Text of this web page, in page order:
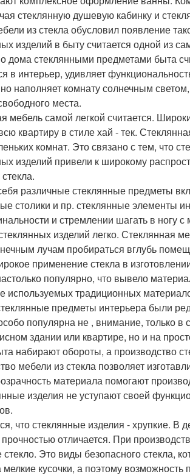
стеклянную душевую кабинку и
из стекла обусловил появление
изделий в быту считается одной из
дома стеклянными предметами быта
в интерьер, удивляет
наполняет комнату солнечным
места.
мебель самой легкой считается.
квартиру в стиле хай - тек.
комнат. Это связано с тем, что
изделий привели к широкому
различные стеклянные предметы
столики и пр. стеклянные элементы
и стремлении шагать в ногу с
изделий легко. Стеклянная
лучам пробираться вглубь
применение стекла в
популярно, что вывело
используемых традиционных
предметы интерьера были
популярна не , внимание, только в
здании или квартире, но и на
набирают обороты, а производство
мебели из стекла позволяет
материала помогают
изделия не уступают своей
что стеклянные изделия - хрупкие. В
отличается. При
Это виды безопасного стекла,
мелкие кусочки, а поэтому